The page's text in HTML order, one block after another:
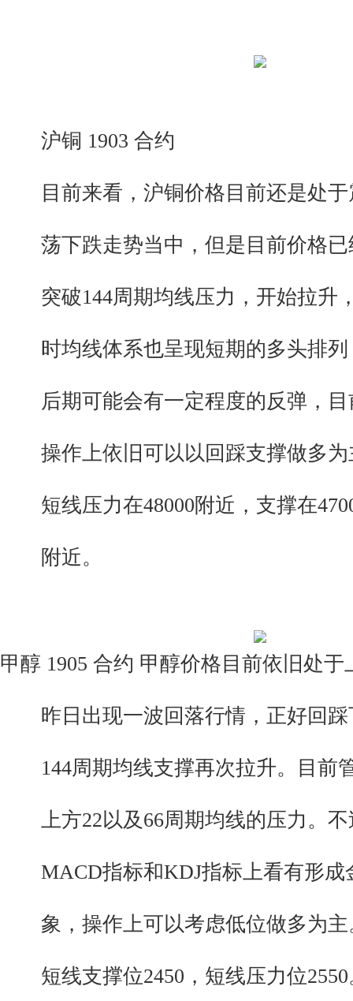
沪铜 1903 合约
目前来看，沪铜价格目前还是处于
荡下跌走势当中，但是目前价格已
突破144周期均线压力，开始拉升
时均线体系也呈现短期的多头排列
后期可能会有一定程度的反弹，目
操作上依旧可以以回踩支撑做多为
短线压力在48000附近，支撑在
附近。
甲醇 1905 合约 甲醇价格目前依旧处
昨日出现一波回落行情，正好回踩
144周期均线支撑再次拉升。目前
上方22以及66周期均线的压力。不
MACD指标和KDJ指标上看有形成
象，操作上可以考虑低位做多为主
短线支撑位2450，短线压力位2550